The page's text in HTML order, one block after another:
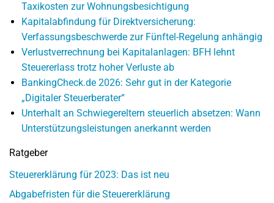
Taxikosten zur Wohnungsbesichtigung
Kapitalabfindung für Direktversicherung:
Verfassungsbeschwerde zur Fünftel-Regelung anhängig
Verlustverrechnung bei Kapitalanlagen: BFH lehnt
Steuererlass trotz hoher Verluste ab
BankingCheck.de 2026: Sehr gut in der Kategorie
„Digitaler Steuerberater“
Unterhalt an Schwiegereltern steuerlich absetzen: Wann
Unterstützungsleistungen anerkannt werden
Ratgeber
Steuererklärung für 2023: Das ist neu
Abgabefristen für die Steuererklärung